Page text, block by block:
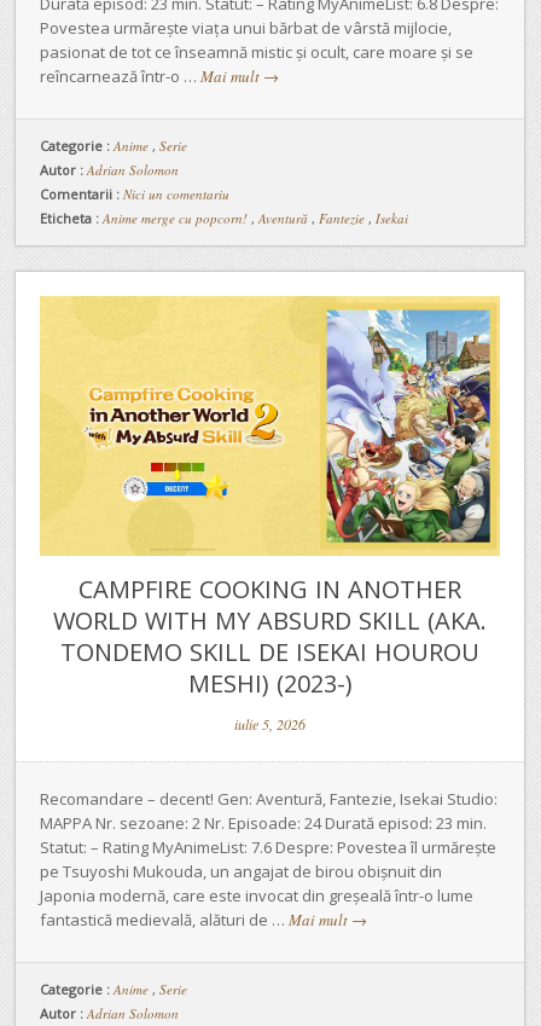
Povestea urmărește viața unui bărbat de vârstă mijlocie,
pasionat de tot ce înseamnă mistic și ocult, care moare și se
reîncarnează într-o … Mai mult →
Categorie : Anime , Serie
Autor : Adrian Solomon
Comentarii : Nici un comentariu
Eticheta : Anime merge cu popcorn! , Aventură , Fantezie , Isekai
CAMPFIRE COOKING IN ANOTHER
WORLD WITH MY ABSURD SKILL (AKA.
TONDEMO SKILL DE ISEKAI HOUROU
MESHI) (2023-)
iulie 5, 2026
Recomandare – decent! Gen: Aventură, Fantezie, Isekai Studio:
MAPPA Nr. sezoane: 2 Nr. Episoade: 24 Durată episod: 23 min.
Statut: – Rating MyAnimeList: 7.6 Despre: Povestea îl urmărește
pe Tsuyoshi Mukouda, un angajat de birou obișnuit din
Japonia modernă, care este invocat din greșeală într-o lume
fantastică medievală, alături de … Mai mult →
Categorie : Anime , Serie
Autor : Adrian Solomon